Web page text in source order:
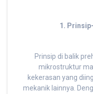
1.
Prinsip di balik
mikrostruktur
kekerasan yang
mekanik lainnya.